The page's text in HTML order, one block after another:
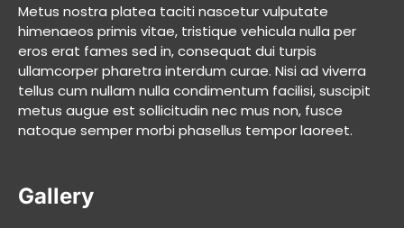
Metus nostra platea taciti nascetur vulputate
himenaeos primis vitae, tristique vehicula nulla per
eros erat fames sed in, consequat dui turpis
ullamcorper pharetra interdum curae. Nisi ad viverra
tellus cum nullam nulla condimentum facilisi, suscipit
metus augue est sollicitudin nec mus non, fusce
natoque semper morbi phasellus tempor laoreet.
Gallery